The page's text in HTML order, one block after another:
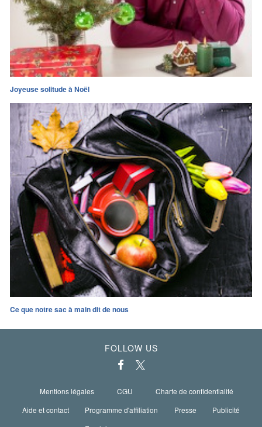
Joyeuse solitude à Noël
Ce que notre sac à main dit de nous
FOLLOW US
Mentions légales CGU
Charte de confidentialité
Aide et contact
Programme d'affiliation Presse
Publicité